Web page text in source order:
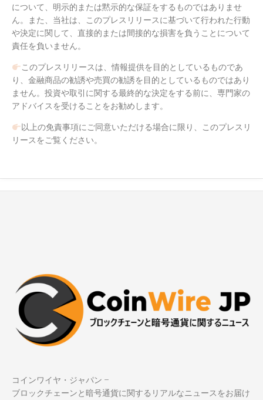
について、明示的または黙示的な保証をするものではありませ
ん。また、当社は、このプレスリリースに基づいて行われた行動
や決定に関して、直接的または間接的な損害を負うことについて
責任を負いません。
このプレスリリースは、情報提供を目的としているものであ
り、金融商品の勧誘や売買の勧誘を目的としているものではあり
ません。投資や取引に関する最終的な決定をする前に、専門家の
アドバイスを受けることをお勧めします。
以上の免責事項にご同意いただける場合に限り、このプレスリ
リースをご覧ください。
コインワイヤ・ジャパン –
ブロックチェーンと暗号通貨に関するリアルなニュースをお届け